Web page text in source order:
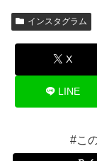
インスタグラム
X
LINE
#こ